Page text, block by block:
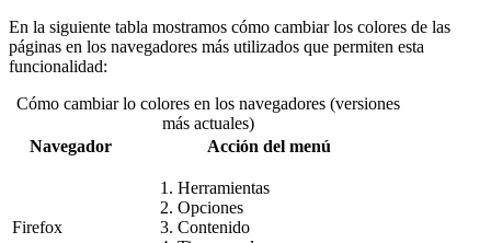
En la siguiente tabla mostramos cómo cambiar los colores de las
páginas en los navegadores más utilizados que permiten esta
funcionalidad:
Cómo cambiar lo colores en los navegadores (versiones
más actuales)
Navegador
Acción del menú
Firefox
Herramientas
Opciones
Contenido